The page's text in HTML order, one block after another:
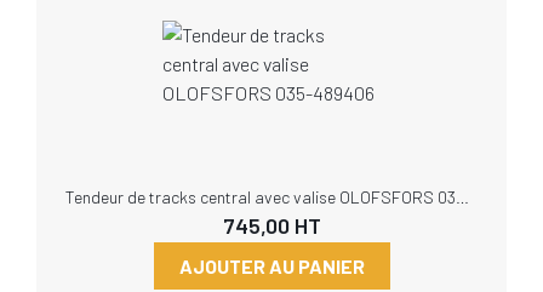
745,00HT
AJOUTER AU PANIER